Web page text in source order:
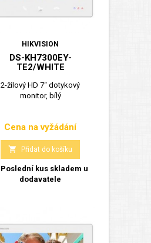
HIKVISION
DS-KH7300EY-
TE2/WHITE
2-žilový HD 7“ dotykový
monitor, bílý
Cena
Cena na vyžádání
 Přidat do košíku
Poslední kus skladem u
dodavatele